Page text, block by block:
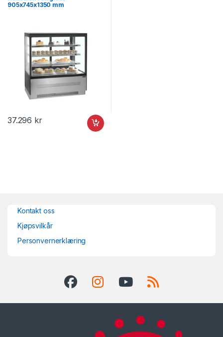
905x745x1350 mm
37.296 kr
Kontakt oss
Kjøpsvilkår
Personvernerklæring